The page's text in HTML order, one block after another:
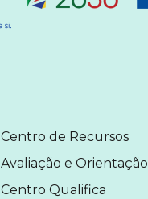
Centro de Recursos
Avaliação e Orientação
Centro Qualifica